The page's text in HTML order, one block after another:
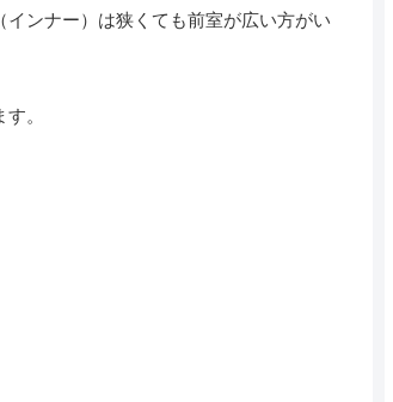
ンナー）は狭くても前室が広い方がい
。